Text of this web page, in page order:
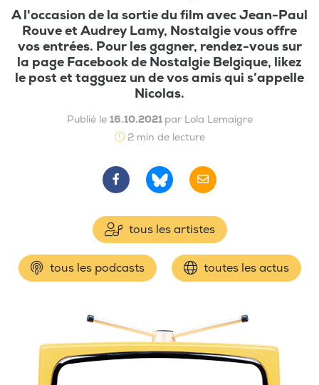
A l'occasion de la sortie du film avec Jean-Paul
Rouve et Audrey Lamy, Nostalgie vous offre
vos entrées. Pour les gagner, rendez-vous sur
la page Facebook de Nostalgie Belgique, likez
le post et tagguez un de vos amis qui s’appelle
Nicolas.
Publié le 16.10.2021 par Lola Lemaigre
2 min de lecture
tous les artistes
tous les podcasts toutes les actus